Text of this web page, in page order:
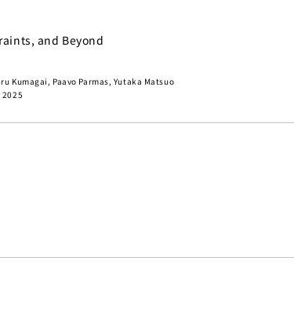
and Beyond
Kumagai, Paavo Parmas, Yutaka Matsuo